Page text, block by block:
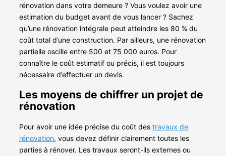
rénovation dans votre demeure ? Vous voulez avoir une
estimation du budget avant de vous lancer ? Sachez
qu’une rénovation intégrale peut atteindre les 80 % du
coût total d’une construction. Par ailleurs, une rénovation
partielle oscille entre 500 et 75 000 euros. Pour
connaître le coût estimatif ou précis, il est toujours
nécessaire d’effectuer un devis.
Les moyens de chiffrer un projet de
rénovation
Pour avoir une idée précise du coût des travaux de
rénovation, vous devez définir clairement toutes les
parties à rénover. Les travaux seront-ils externes ou